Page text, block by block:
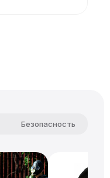
Безопасность